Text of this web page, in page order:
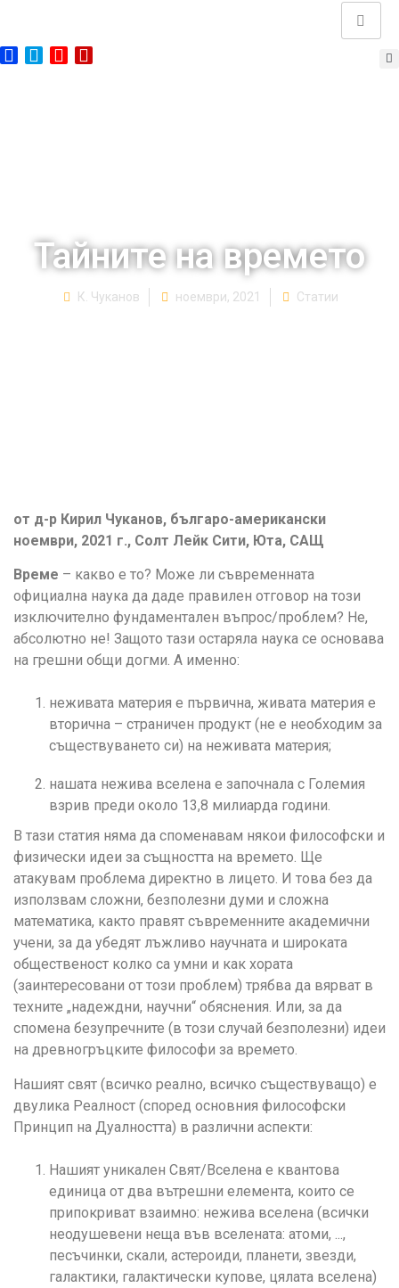
Тайните на времето
К. Чуканов ноември, 2021 Статии
от д-р Кирил Чуканов, българо-американски
ноември, 2021 г., Солт Лейк Сити, Юта, САЩ
Време – какво е то? Може ли съвременната
официална наука да даде правилен отговор на този
изключително фундаментален въпрос/проблем? Не,
абсолютно не! Защото тази остаряла наука се основава
на грешни общи догми. А именно:
неживата материя е първична, живата материя е
вторична – страничен продукт (не е необходим за
съществуването си) на неживата материя;
нашата нежива вселена е започнала с Големия
взрив преди около 13,8 милиарда години.
В тази статия няма да споменавам някои философски и
физически идеи за същността на времето. Ще
атакувам проблема директно в лицето. И това без да
използвам сложни, безполезни думи и сложна
математика, както правят съвременните академични
учени, за да убедят лъжливо научната и широката
общественост колко са умни и как хората
(заинтересовани от този проблем) трябва да вярват в
техните „надеждни, научни“ обяснения. Или, за да
спомена безупречните (в този случай безполезни) идеи
на древногръцките философи за времето.
Нашият свят (всичко реално, всичко съществуващо) е
двулика Реалност (според основния философски
Принцип на Дуалността) в различни аспекти:
Нашият уникален Свят/Вселена е квантова
единица от два вътрешни елемента, които се
припокриват взаимно: нежива вселена (всички
неодушевени неща във вселената: атоми, ...,
песъчинки, скали, астероиди, планети, звезди,
галактики, галактически купове, цялата вселена)